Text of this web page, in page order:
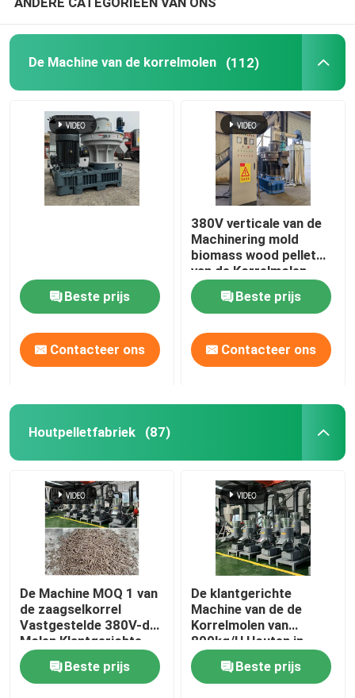
Extruder met schroeftoevoer
De Machine van het biomassabriketteren
De Machine van de korrelmolen (112)
Beste prijs
Contacteer ons
380V verticale van de
Machinering mold
biomass wood pellet
van de Korrelmolen
Machine 412mm
Beste prijs
Contacteer ons
Houtpelletfabriek (87)
De Machine MOQ 1 van
de zaagselkorrel
Vastgestelde 380V-de
Molen Klantgerichte
Kleur van de Voltage
Houten Korrel
Beste prijs
De klantgerichte
Machine van de de
Korrelmolen van
800kg/H Houten in
Houten Gevalce
Beste prijs